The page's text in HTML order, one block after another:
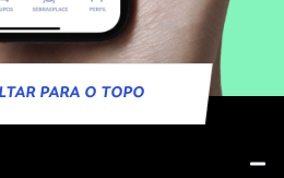
PARA O TOPO